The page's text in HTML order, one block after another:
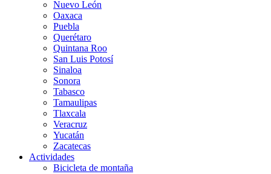
Nuevo León
Oaxaca
Puebla
Querétaro
Quintana Roo
San Luis Potosí
Sinaloa
Sonora
Tabasco
Tamaulipas
Tlaxcala
Veracruz
Yucatán
Zacatecas
Actividades
Bicicleta de montaña